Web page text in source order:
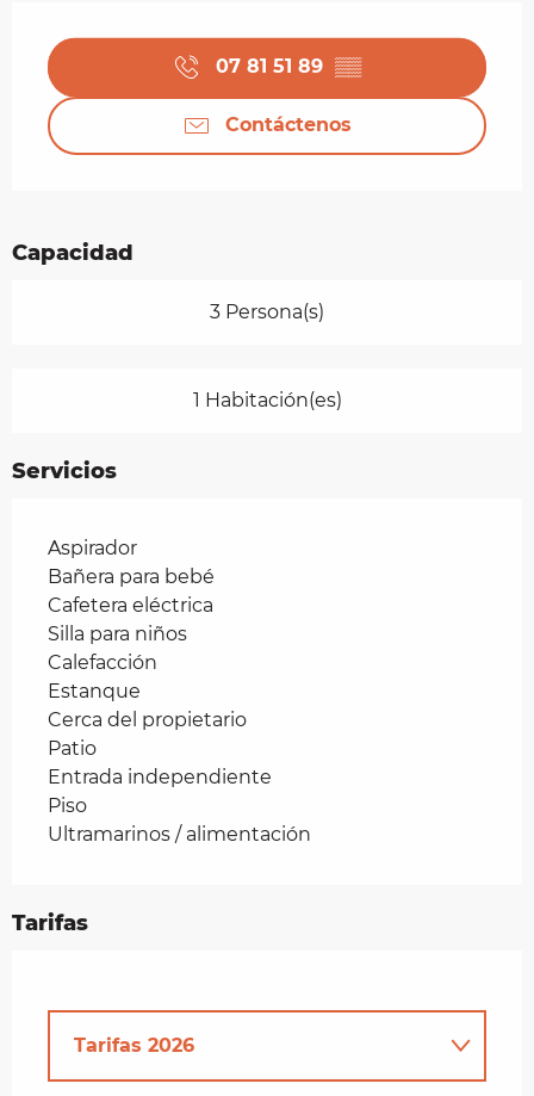
07 81 51 89 ▒▒
Contáctenos
Capacidad
3 Persona(s)
1 Habitación(es)
Servicios
Aspirador
Bañera para bebé
Cafetera eléctrica
Silla para niños
Calefacción
Estanque
Cerca del propietario
Patio
Entrada independiente
Piso
Ultramarinos / alimentación
Tarifas
Tarifas 2026